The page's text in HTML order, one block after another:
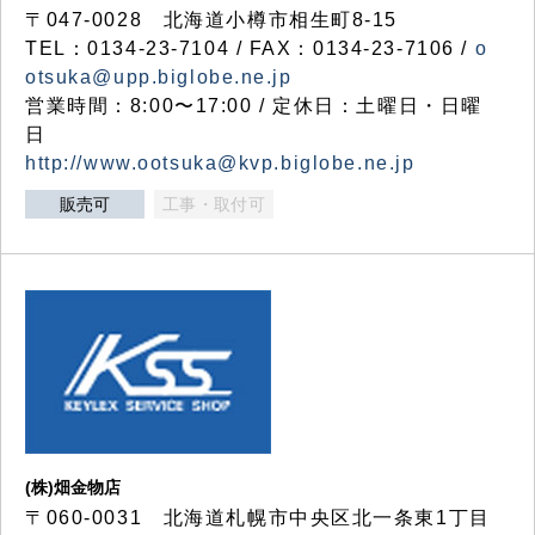
〒047-0028 北海道小樽市相生町8-15
TEL：0134-23-7104 / FAX：0134-23-7106 / o
otsuka@upp.biglobe.ne.jp
営業時間：8:00〜17:00 / 定休日：土曜日・日曜
日
http://www.ootsuka@kvp.biglobe.ne.jp
販売可 工事・取付可
(株)畑金物店
〒060-0031 北海道札幌市中央区北一条東1丁目